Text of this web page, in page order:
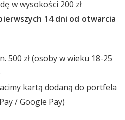
w wysokości 200 zł
14 dni od otwarcia
500 zł (osoby w wieku 18-25
kartą dodaną do portfela
/ Google Pay)